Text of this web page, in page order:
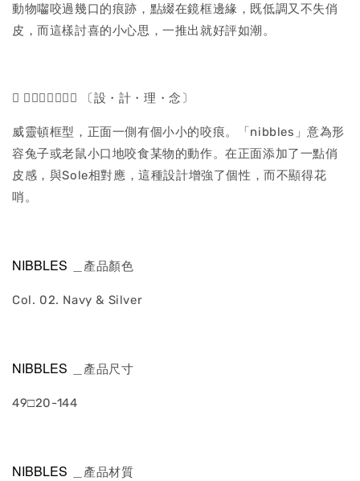
動物囓咬過幾口的痕跡，點綴在鏡框邊緣，既低調又不失俏
皮，而這樣討喜的小心思，一推出就好評如潮。
 𝓷𝓲𝓫𝓫𝓵𝓮𝓼 〔設・計・理・念〕
威靈頓框型，正面一側有個小小的咬痕。「nibbles」意為形
容兔子或老鼠小口地咬食某物的動作。在正面添加了一點俏
皮感，與Sole相對應，這種設計增強了個性，而不顯得花
哨。
NIBBLES ＿產品顏色
Col. 02. Navy & Silver
NIBBLES ＿產品尺寸
49□20-144
NIBBLES ＿產品材質